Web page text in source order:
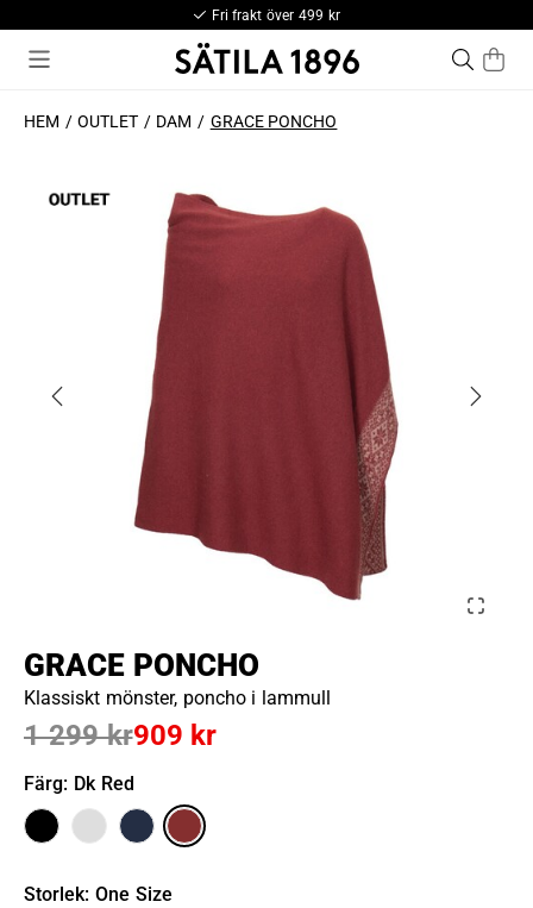
Fri frakt över 499 kr
HEM OUTLET DAM GRACE PONCHO
GRACE PONCHO
Klassiskt mönster, poncho i lammull
909 kr
1 299 kr
Färg: Dk Red
Storlek: One Size